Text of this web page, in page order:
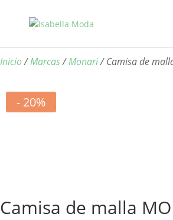
Inicio/Marcas/Monari/ Camisa de
- 20%
Camisa de malla